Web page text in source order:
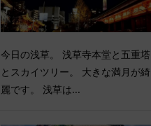
今日の浅草。 浅草寺本堂と五重塔
とスカイツリー。 大きな満月が綺
麗です。 浅草は...